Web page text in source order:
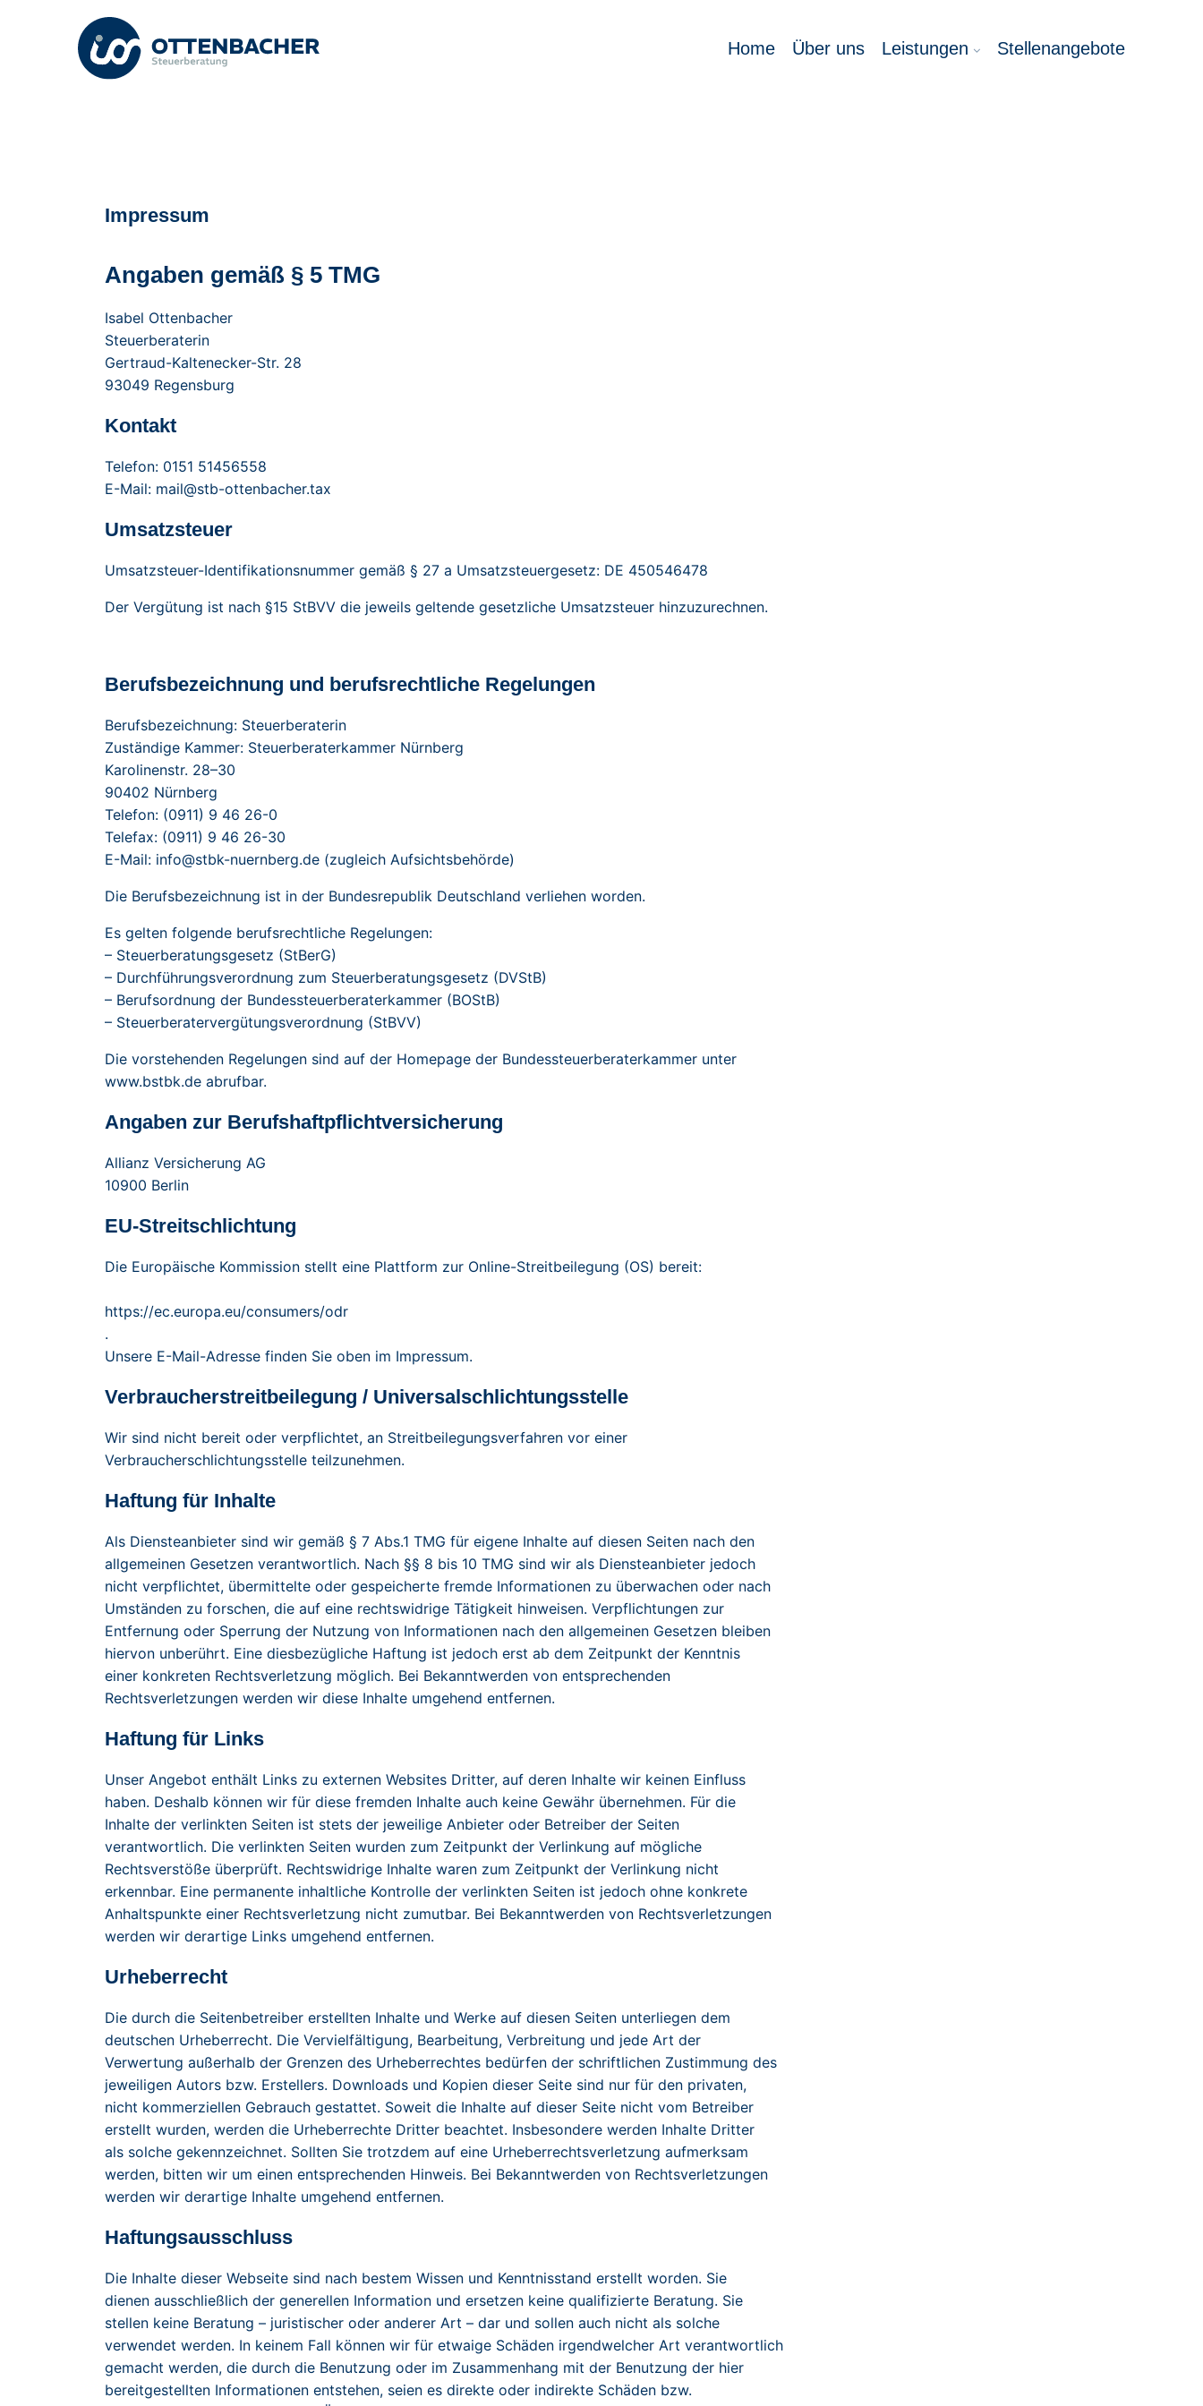
Home Über uns Leistungen Stellenangebote
Impressum
Angaben gemäß § 5 TMG
Isabel Ottenbacher
Steuerberaterin
Gertraud-Kaltenecker-Str. 28
93049 Regensburg
Kontakt
Telefon: 0151 51456558
E-Mail: mail@stb-ottenbacher.tax
Umsatzsteuer
Umsatzsteuer-Identifikationsnummer gemäß § 27 a Umsatzsteuergesetz: DE 450546478
Der Vergütung ist nach §15 StBVV die jeweils geltende gesetzliche Umsatzsteuer hinzuzurechnen.
Berufsbezeichnung und berufsrechtliche Regelungen
Berufsbezeichnung: Steuerberaterin
Zuständige Kammer: Steuerberaterkammer Nürnberg
Karolinenstr. 28–30
90402 Nürnberg
Telefon: (0911) 9 46 26-0
Telefax: (0911) 9 46 26-30
E-Mail: info@stbk-nuernberg.de (zugleich Aufsichtsbehörde)
Die Berufsbezeichnung ist in der Bundesrepublik Deutschland verliehen worden.
Es gelten folgende berufsrechtliche Regelungen:
– Steuerberatungsgesetz (StBerG)
– Durchführungsverordnung zum Steuerberatungsgesetz (DVStB)
– Berufsordnung der Bundessteuerberaterkammer (BOStB)
– Steuerberatervergütungsverordnung (StBVV)
Die vorstehenden Regelungen sind auf der Homepage der Bundessteuerberaterkammer unter
www.bstbk.de abrufbar.
Angaben zur Berufshaftpflichtversicherung
Allianz Versicherung AG
10900 Berlin
EU-Streitschlichtung
Die Europäische Kommission stellt eine Plattform zur Online-Streitbeilegung (OS) bereit:
https://ec.europa.eu/consumers/odr
.
Unsere E-Mail-Adresse finden Sie oben im Impressum.
Verbraucherstreitbeilegung / Universalschlichtungsstelle
Wir sind nicht bereit oder verpflichtet, an Streitbeilegungsverfahren vor einer
Verbraucherschlichtungsstelle teilzunehmen.
Haftung für Inhalte
Als Diensteanbieter sind wir gemäß § 7 Abs.1 TMG für eigene Inhalte auf diesen Seiten nach den
allgemeinen Gesetzen verantwortlich. Nach §§ 8 bis 10 TMG sind wir als Diensteanbieter jedoch
nicht verpflichtet, übermittelte oder gespeicherte fremde Informationen zu überwachen oder nach
Umständen zu forschen, die auf eine rechtswidrige Tätigkeit hinweisen. Verpflichtungen zur
Entfernung oder Sperrung der Nutzung von Informationen nach den allgemeinen Gesetzen bleiben
hiervon unberührt. Eine diesbezügliche Haftung ist jedoch erst ab dem Zeitpunkt der Kenntnis
einer konkreten Rechtsverletzung möglich. Bei Bekanntwerden von entsprechenden
Rechtsverletzungen werden wir diese Inhalte umgehend entfernen.
Haftung für Links
Unser Angebot enthält Links zu externen Websites Dritter, auf deren Inhalte wir keinen Einfluss
haben. Deshalb können wir für diese fremden Inhalte auch keine Gewähr übernehmen. Für die
Inhalte der verlinkten Seiten ist stets der jeweilige Anbieter oder Betreiber der Seiten
verantwortlich. Die verlinkten Seiten wurden zum Zeitpunkt der Verlinkung auf mögliche
Rechtsverstöße überprüft. Rechtswidrige Inhalte waren zum Zeitpunkt der Verlinkung nicht
erkennbar. Eine permanente inhaltliche Kontrolle der verlinkten Seiten ist jedoch ohne konkrete
Anhaltspunkte einer Rechtsverletzung nicht zumutbar. Bei Bekanntwerden von Rechtsverletzungen
werden wir derartige Links umgehend entfernen.
Urheberrecht
Die durch die Seitenbetreiber erstellten Inhalte und Werke auf diesen Seiten unterliegen dem
deutschen Urheberrecht. Die Vervielfältigung, Bearbeitung, Verbreitung und jede Art der
Verwertung außerhalb der Grenzen des Urheberrechtes bedürfen der schriftlichen Zustimmung des
jeweiligen Autors bzw. Erstellers. Downloads und Kopien dieser Seite sind nur für den privaten,
nicht kommerziellen Gebrauch gestattet. Soweit die Inhalte auf dieser Seite nicht vom Betreiber
erstellt wurden, werden die Urheberrechte Dritter beachtet. Insbesondere werden Inhalte Dritter
als solche gekennzeichnet. Sollten Sie trotzdem auf eine Urheberrechtsverletzung aufmerksam
werden, bitten wir um einen entsprechenden Hinweis. Bei Bekanntwerden von Rechtsverletzungen
werden wir derartige Inhalte umgehend entfernen.
Haftungsausschluss
Die Inhalte dieser Webseite sind nach bestem Wissen und Kenntnisstand erstellt worden. Sie
dienen ausschließlich der generellen Information und ersetzen keine qualifizierte Beratung. Sie
stellen keine Beratung – juristischer oder anderer Art – dar und sollen auch nicht als solche
verwendet werden. In keinem Fall können wir für etwaige Schäden irgendwelcher Art verantwortlich
gemacht werden, die durch die Benutzung oder im Zusammenhang mit der Benutzung der hier
bereitgestellten Informationen entstehen, seien es direkte oder indirekte Schäden bzw.